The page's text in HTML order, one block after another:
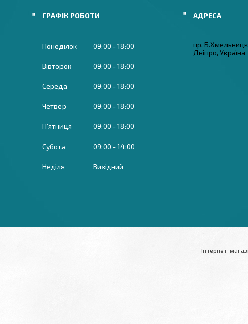
ГРАФІК РОБОТИ
Понеділок 09:00 18:00
Вівторок 09:00 18:00
Середа 09:00 18:00
Четвер 09:00 18:00
Пʼятниця 09:00 18:00
Субота 09:00 14:00
Неділя Вихідний
пр.
Дніпро, Україна